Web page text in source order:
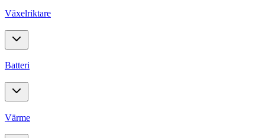
Växelriktare
Batteri
Värme